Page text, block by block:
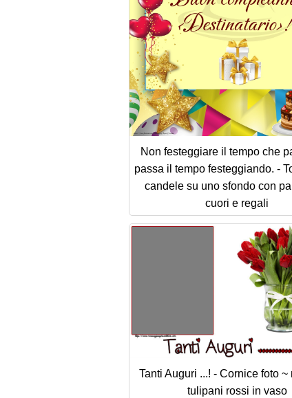
Non festeggiare il tempo che
passa il tempo festeggiando. -
candele su uno sfondo con
cuori e regali
Tanti Auguri ...! - Cornice foto ~
tulipani rossi in vaso